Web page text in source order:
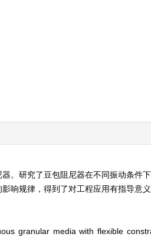
。研究了豆包阻尼器在不同振动条件
响规律，得到了对工程应用有指导意义
granular media with flexible